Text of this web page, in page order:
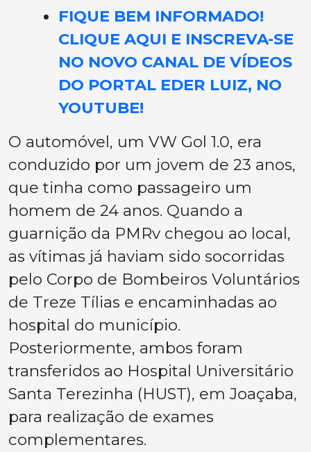
FIQUE BEM INFORMADO!
CLIQUE AQUI E INSCREVA-SE
NO NOVO CANAL DE VÍDEOS
DO PORTAL EDER LUIZ, NO
YOUTUBE!
O automóvel, um VW Gol 1.0, era
conduzido por um jovem de 23 anos,
que tinha como passageiro um
homem de 24 anos. Quando a
guarnição da PMRv chegou ao local,
as vítimas já haviam sido socorridas
pelo Corpo de Bombeiros Voluntários
de Treze Tílias e encaminhadas ao
hospital do município.
Posteriormente, ambos foram
transferidos ao Hospital Universitário
Santa Terezinha (HUST), em Joaçaba,
para realização de exames
complementares.